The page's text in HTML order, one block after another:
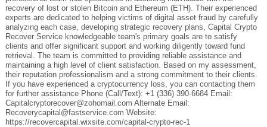
recovery of lost or stolen Bitcoin and Ethereum (ETH). Their experienced
experts are dedicated to helping victims of digital asset fraud by carefully
analyzing each case, developing strategic recovery plans, Capital Crypto
Recover Service knowledgeable team's primary goals are to satisfy
clients and offer significant support and working diligently toward fund
retrieval. The team is committed to providing reliable assistance and
maintaining a high level of client satisfaction. Based on my assessment,
their reputation professionalism and a strong commitment to their clients.
If you have experienced a cryptocurrency loss, you can contacting them
for further assistance Phone (Call/Text): +1 (336) 390-6684 Email:
Capitalcryptorecover@zohomail.com Alternate Email:
Recoverycapital@fastservice.com Website:
https://recovercapital.wixsite.com/capital-crypto-rec-1